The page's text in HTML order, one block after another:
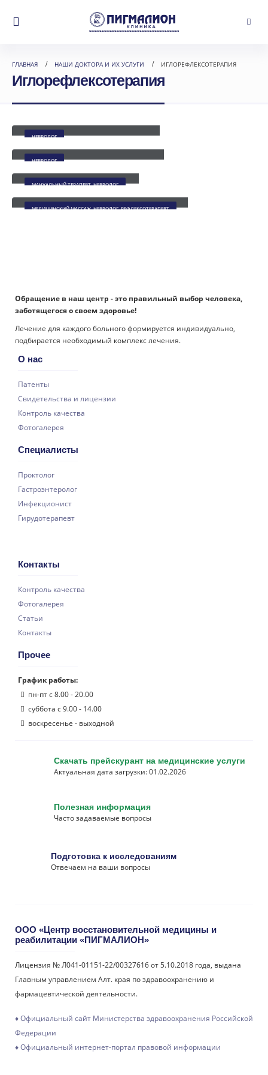
ГЛАВНАЯ НАШИ ДОКТОРА И ИХ УСЛУГИ ИГЛОРЕФЛЕКСОТЕРАПИЯ
Иглорефлексотерапия
НЕВРОЛОГ
НЕВРОЛОГ
МАНУАЛЬНЫЙ ТЕРАПЕВТ, НЕВРОЛОГ
МЕДИЦИНСКИЙ МАССАЖ, НЕВРОЛОГ, РЕФЛЕКСОТЕРАПЕВТ
Обращение в наш центр - это правильный выбор человека,
заботящегося о своем здоровье!
Лечение для каждого больного формируется индивидуально,
подбирается необходимый комплекс лечения.
О нас
Патенты
Свидетельства и лицензии
Контроль качества
Фотогалерея
Специалисты
Проктолог
Гастроэнтеролог
Инфекционист
Гирудотерапевт
Контакты
Контроль качества
Фотогалерея
Статьи
Контакты
Прочее
График работы:
пн-пт с 8.00 - 20.00
суббота с 9.00 - 14.00
воскресенье - выходной
Скачать прейскурант на медицинские услуги
Актуальная дата загрузки: 01.02.2026
Полезная информация
Часто задаваемые вопросы
Подготовка к исследованиям
Отвечаем на ваши вопросы
ООО «Центр восстановительной медицины и
реабилитации «ПИГМАЛИОН»
Лицензия № Л041-01151-22/00327616 от 5.10.2018 года, выдана
Главным управлением Алт. края по здравоохранению и
фармацевтической деятельности.
♦ Официальный сайт Министерства здравоохранения Российской
Федерации
♦ Официальный интернет-портал правовой информации